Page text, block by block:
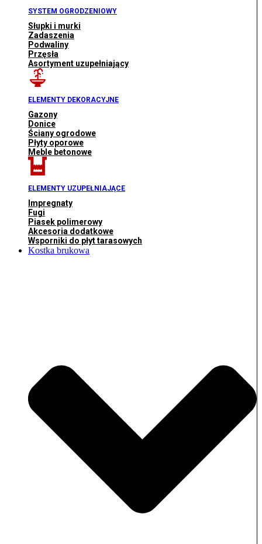
SYSTEM OGRODZENIOWY
Słupki i murki
Zadaszenia
Podwaliny
Przęsła
Asortyment uzupełniający
ELEMENTY DEKORACYJNE
Gazony
Donice
Ściany ogrodowe
Płyty oporowe
Meble betonowe
ELEMENTY UZUPEŁNIAJĄCE
Impregnaty
Fugi
Piasek polimerowy
Akcesoria dodatkowe
Wsporniki do płyt tarasowych
Kostka brukowa